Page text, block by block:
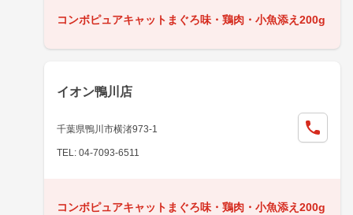
コンボピュアキャットまぐろ味・鶏肉・小魚添え200g
イオン鴨川店
千葉県鴨川市横渚973-1
TEL: 04-7093-6511
コンボピュアキャットまぐろ味・鶏肉・小魚添え200g